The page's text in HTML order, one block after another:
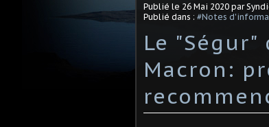
Publié le 26 Mai 2020 par
Publié dans : #Notes
Le
Macron: